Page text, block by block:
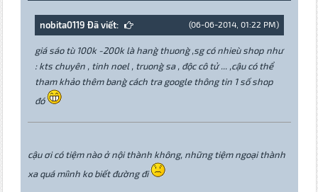
(06-06-2014, 01:22 PM)
nobita0119 Đã viết:
giá sáo tu` 100k -200k la` hang` thuong` ,sg có nhieu` shop như
: kts chuyên , tinh noel , truong` sa , độc cô tử ... ,cậu có thể
tham khảo thêm bang` cách tra google thông tin 1 số shop
đó
cậu ơi có tiệm nào ở nội thành không, những tiệm ngoại thành
xa quá miình ko biết đường đi